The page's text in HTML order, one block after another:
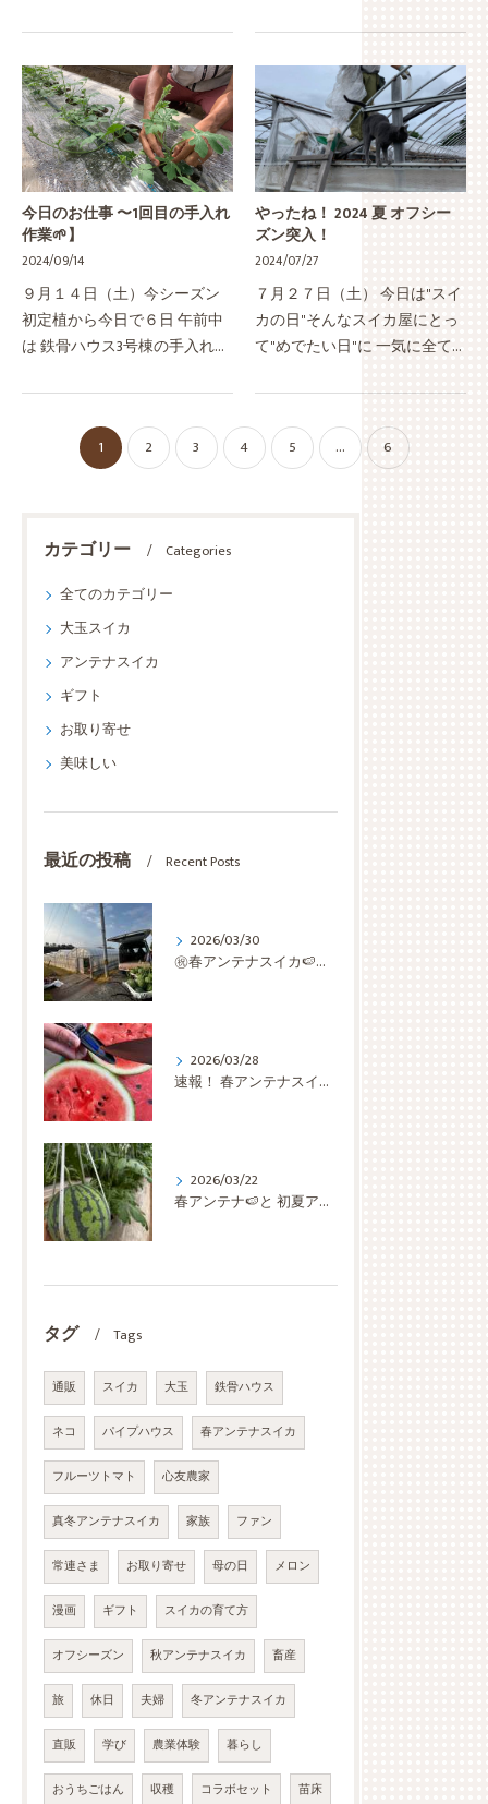
カドハウスでは、 夕方になる
とリーンリーン♪と キレイな
鳴き声が聞こえる… たまに、
若…
楽しみ♪スイカ好きさんなら
ば…
今日のお仕事 〜1回目の手入れ
作業🌱】
2024/09/14
９月１４日（土）今シーズン
初定植から今日で６日 午前中
は 鉄骨ハウス3号棟の手入れ作
１号がやってきて 暑いハウス
内をトコトコ… こんにちはの
ごあいさつ週末ごとに ちょこ
やったね！ 2024 夏 オフシー
ズン突入！
2024/07/27
７月２７日（土） 今日は"スイ
カの日"そんなスイカ屋にとっ
て"めでたい日"に 一気に全て
骨ハウス２つは エタノールで
の土壌還元・太陽熱処理に入
りパイプハウスは、 毎年恒
1 2 3 4 5 ... 6
カテゴリー
Categories
全てのカテゴリー
大玉スイカ
アンテナスイカ
ギフト
お取り寄せ
美味しい
最近の投稿 Recent Posts
2026/03/30
㊗️春アンテナスイカ🍉収穫開始✨✨✨ いきなり 最盛期です🫡
2026/03/28
速報！ 春アンテナスイカ🍉 検査切り🔪の結果は… 糖度上等👌ほぼ 仕上がっちゅう👏👏👏
2026/03/22
春アンテナ🍉と 初夏アンテナ🍉と 蕨🌿
タグ Tags
通販 スイカ 大玉 鉄骨ハウス
ネコ パイプハウス 春アンテナスイカ
フルーツトマト 心友農家
真冬アンテナスイカ 家族 ファン
常連さま お取り寄せ 母の日 メロン
漫画 ギフト スイカの育て方
オフシーズン 秋アンテナスイカ 畜産
旅 休日 夫婦 冬アンテナスイカ
直販 学び 農業体験 暮らし
おうちごはん 収穫 コラボセット 苗床